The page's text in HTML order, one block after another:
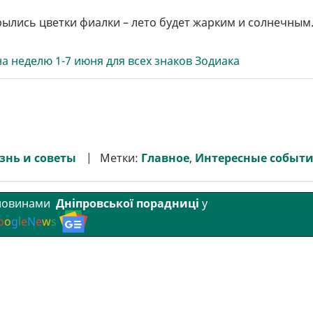
цветки фиалки – лето будет жарким и солнечным.
1-7 июня для всех знаков Зодиака
и советы Метки: Главное, Интересные
Дніпровської порадниці у
ogleNews